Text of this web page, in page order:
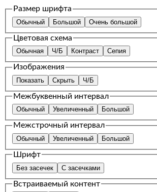
Размер шрифта
Обычный Большой Очень большой
Цветовая схема
Обычная Ч/Б Контраст Сепия
Изображения
Показать Скрыть Ч/Б
Межбуквенный интервал
Обычный Увеличенный Большой
Межстрочный интервал
Обычный Увеличенный Большой
Шрифт
Без засечек С засечками
Встраиваемый контент